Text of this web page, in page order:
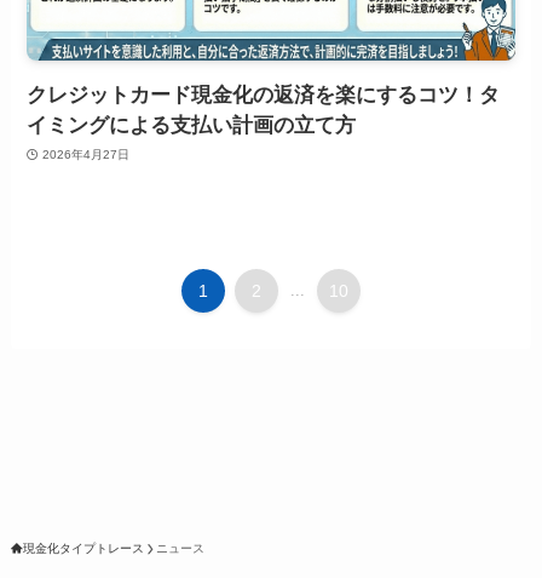
クレジットカード現金化の返済を楽にするコツ！タ
イミングによる支払い計画の立て方
2026年4月27日
1 2 10
現金化タイプトレース ニュース